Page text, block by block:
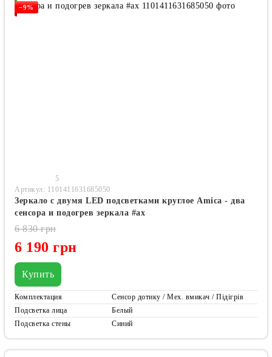
−9%
5
Артикул: 1101411631685050
Зеркало с двумя LED подсветками круглое Amica - два
сенсора и подогрев зеркала #ax
6 190 грн
6 830 грн
Купить
Комплектация
Сенсор дотику / Мех. вмикач / Підігрів
Подсветка лица
Белый
Подсветка стены
Синий